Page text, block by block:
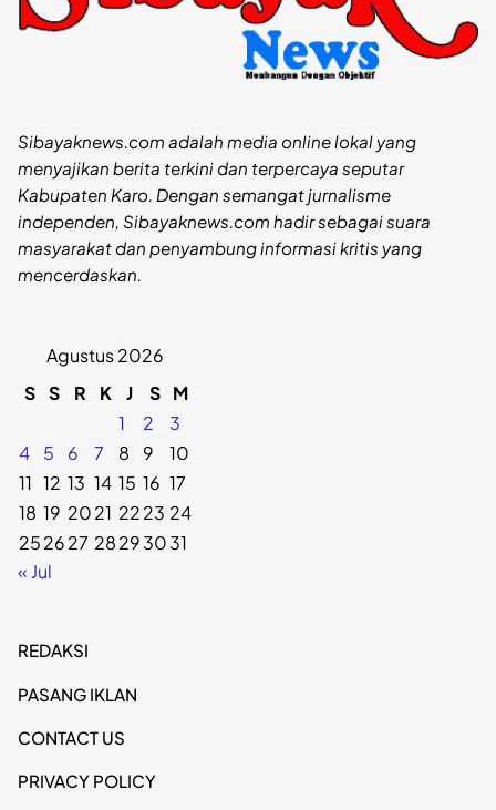
Sibayaknews.com adalah media online lokal yang
menyajikan berita terkini dan terpercaya seputar
Kabupaten Karo. Dengan semangat jurnalisme
independen, Sibayaknews.com hadir sebagai suara
masyarakat dan penyambung informasi kritis yang
mencerdaskan.
Agustus 2026
S S R K J S M
1
2
3
4
5 6 7 8 9
10
11 12 13 14 15 16 17
18 19 2021 2223 24
252627 28293031
« Jul
REDAKSI
PASANG IKLAN
CONTACT US
PRIVACY POLICY